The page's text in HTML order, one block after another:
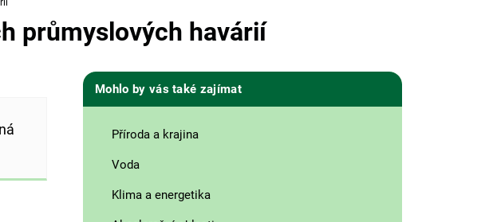
průmyslových havárií
Mohlo by vás také zajímat
Příroda a krajina
Voda
Klima a energetika